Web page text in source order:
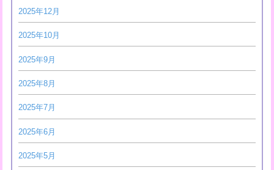
2025年12月
2025年10月
2025年9月
2025年8月
2025年7月
2025年6月
2025年5月